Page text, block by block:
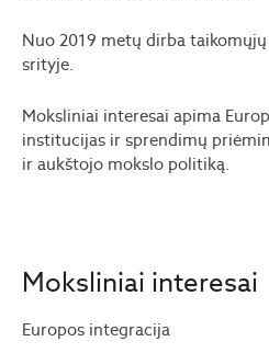
Nuo 2019 metų dirba
srityje.
Moksliniai interesai apima
institucijas ir sprendimų
ir aukštojo mokslo politiką.
Moksliniai interesai
Europos integracija